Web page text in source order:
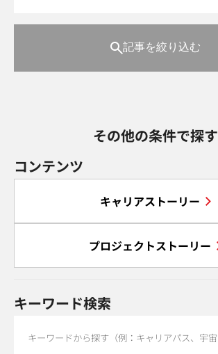
記事を絞り込む
その他の条件で探す
コンテンツ
キャリアストーリー
プロジェクトストーリー
キーワード検索